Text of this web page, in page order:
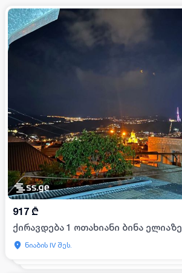
917 ₾
ქირავდება 1 ოთახიანი ბინა ელიაზე
ნიაბის IV შეს.